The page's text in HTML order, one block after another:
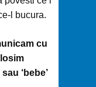
l bucura.
cu
‘bebe’